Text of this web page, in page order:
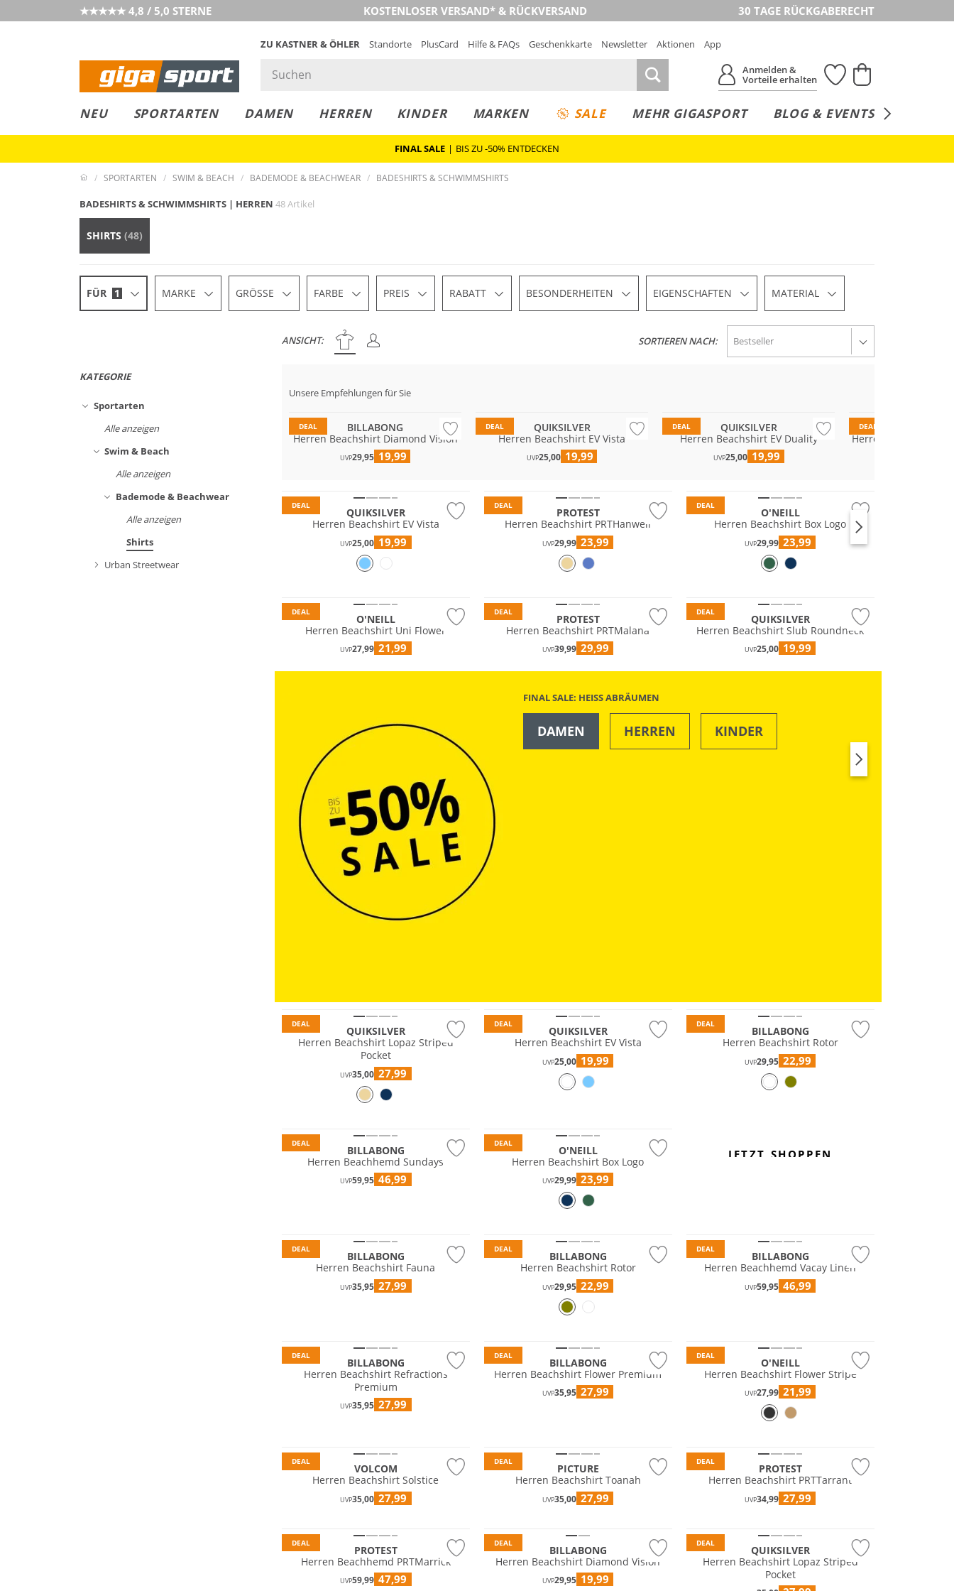
★★★★★ 4,8 / 5,0 STERNE KOSTENLOSER VERSAND* & RÜCKVERSAND 30 TAGE RÜCKGABERECHT
ZU KASTNER & ÖHLER Standorte PlusCard Hilfe & FAQs Geschenkkarte Newsletter Aktionen
App
Anmelden &
Vorteile erhalten
NEU SPORTARTEN DAMEN HERREN KINDER MARKEN SALE MEHR GIGASPORT BLOG & EVENTS
LEASING
COLLECT
RESERVE
FINAL SALE | BIS ZU -50% ENTDECKEN
SPORTARTEN SWIM & BEACH BADEMODE & BEACHWEAR BADESHIRTS & SCHWIMMSHIRTS
BADESHIRTS & SCHWIMMSHIRTS | HERREN 48 Artikel
SHIRTS (48)
FÜR 1 MARKE GRÖSSE FARBE PREIS RABATT BESONDERHEITEN EIGENSCHAFTEN MATERIAL
ANSICHT: SORTIEREN NACH:
KATEGORIE
Sportarten
Alle anzeigen
Swim & Beach
Alle anzeigen
Bademode & Beachwear
Alle anzeigen
Shirts
Urban Streetwear
Unsere Empfehlungen für Sie
DEAL
Preis & Wert
BILLABONG
Herren Beachshirt Diamond Vision
UVP29,95 19,99
DEAL
QUIKSILVER
Herren Beachshirt EV Vista
UVP25,00 19,99
DEAL
QUIKSILVER
Herren Beachshirt EV Duality
UVP25,00 19,99
DEAL
Herren Beachshirt
DEAL
QUIKSILVER
Herren Beachshirt EV Vista
UVP25,00 19,99
DEAL
PROTEST
Herren Beachshirt PRTHanwell
UVP29,99 23,99
DEAL
O'NEILL
Herren Beachshirt Box Logo
UVP29,99 23,99
DEAL
O'NEILL
Herren Beachshirt Uni Flower
UVP27,99 21,99
DEAL
PROTEST
Herren Beachshirt PRTMalana
UVP39,99 29,99
DEAL
QUIKSILVER
Herren Beachshirt Slub Roundneck
UVP25,00 19,99
FINAL SALE: HEISS ABRÄUMEN
DAMEN HERREN KINDER
DEAL
QUIKSILVER
Herren Beachshirt Lopaz Striped
Pocket
UVP35,00 27,99
DEAL
QUIKSILVER
Herren Beachshirt EV Vista
UVP25,00 19,99
DEAL
BILLABONG
Herren Beachshirt Rotor
UVP29,95 22,99
DEAL
BILLABONG
Herren Beachhemd Sundays
UVP59,95 46,99
DEAL
O'NEILL
Herren Beachshirt Box Logo
UVP29,99 23,99
JETZT SHOPPEN
DEAL
BILLABONG
Herren Beachshirt Fauna
UVP35,95 27,99
DEAL
BILLABONG
Herren Beachshirt Rotor
UVP29,95 22,99
DEAL
BILLABONG
Herren Beachhemd Vacay Linen
UVP59,95 46,99
DEAL
BILLABONG
Herren Beachshirt Refractions
Premium
UVP35,95 27,99
DEAL
BILLABONG
Herren Beachshirt Flower Premium
UVP35,95 27,99
DEAL
O'NEILL
Herren Beachshirt Flower Stripe
UVP27,99 21,99
DEAL
VOLCOM
Herren Beachshirt Solstice
UVP35,00 27,99
DEAL
PICTURE
Herren Beachshirt Toanah
UVP35,00 27,99
DEAL
PROTEST
Herren Beachshirt PRTTarrant
UVP34,99 27,99
DEAL
PROTEST
Herren Beachhemd PRTMarrick
UVP59,99 47,99
DEAL
BILLABONG
Herren Beachshirt Diamond Vision
UVP29,95 19,99
DEAL
QUIKSILVER
Herren Beachshirt Lopaz Striped
Pocket